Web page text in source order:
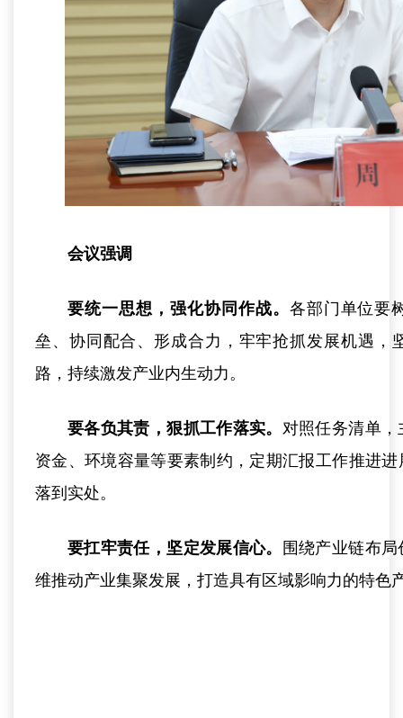
会议强调
要统一思想，强化协同作战。 各部门单位要
垒、协同配合、形成合力，牢牢抢抓发展机遇，
路，持续激发产业内生动力。
要各负其责，狠抓工作落实。 对照任务清单
资金、环境容量等要素制约，定期汇报工作推进
落到实处。
要扛牢责任，坚定发展信心。
围绕产业链布
维推动产业集聚发展，打造具有区域影响力的特色